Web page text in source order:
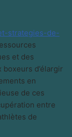
strategies-de-
et des
d’élargir
en
de ces
entre
de